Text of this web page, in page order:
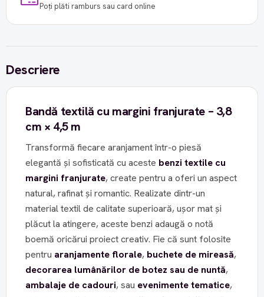
Poți plăti ramburs sau card online
Descriere
Bandă textilă cu margini franjurate – 3,8
cm × 4,5 m
Transformă fiecare aranjament într-o piesă
elegantă și sofisticată cu aceste benzi textile cu
margini franjurate, create pentru a oferi un aspect
natural, rafinat și romantic. Realizate dintr-un
material textil de calitate superioară, ușor mat și
plăcut la atingere, aceste benzi adaugă o notă
boemă oricărui proiect creativ. Fie că sunt folosite
pentru aranjamente florale, buchete de mireasă,
decorarea lumânărilor de botez sau de nuntă,
ambalaje de cadouri, sau evenimente tematice,